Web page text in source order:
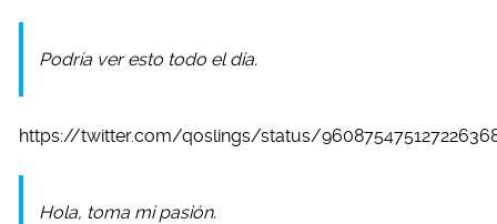
Podría ver esto todo el día.
https://twitter.com/qoslings/status/
Hola, toma mi pasión.